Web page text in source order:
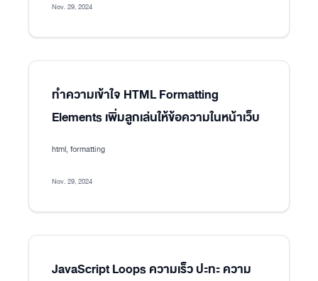
Nov. 29, 2024
ทำความเข้าใจ HTML Formatting
Elements เพิ่มลูกเล่นให้ข้อความในหน้าเว็บ
html, formatting
Nov. 29, 2024
JavaScript Loops ความเร็ว ปะทะ ความ